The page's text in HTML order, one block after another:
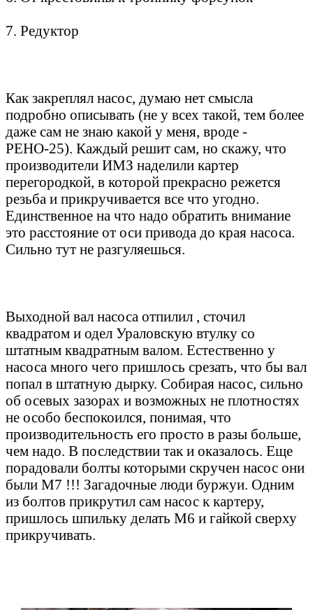
7. Редуктор
Как закреплял насос, думаю нет смысла
подробно описывать (не у всех такой, тем более
даже сам не знаю какой у меня, вроде -
РЕНО-25). Каждый решит сам, но скажу, что
производители ИМЗ наделили картер
перегородкой, в которой прекрасно режется
резьба и прикручивается все что угодно.
Единственное на что надо обратить внимание
это расстояние от оси привода до края насоса.
Сильно тут не разгуляешься.
Выходной вал насоса отпилил , сточил
квадратом и одел Ураловскую втулку со
штатным квадратным валом. Естественно у
насоса много чего пришлось срезать, что бы вал
попал в штатную дырку. Собирая насос, сильно
об осевых зазорах и возможных не плотностях
не особо беспокоился, понимая, что
производительность его просто в разы больше,
чем надо. В последствии так и оказалось. Еще
порадовали болты которыми скручен насос они
были М7 !!! Загадочные люди буржуи. Одним
из болтов прикрутил сам насос к картеру,
пришлось шпильку делать М6 и гайкой сверху
прикручивать.